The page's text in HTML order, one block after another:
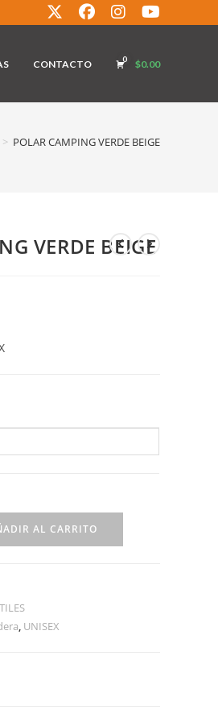
CONTACTO 0 $0.00
> POLAR CAMPING VERDE BEIGE
VERDE BEIGE
AL CARRITO
, UNISEX